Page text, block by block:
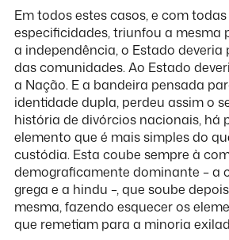
Em todos estes casos, e com
especificidades, triunfou a mesma
a independência, o Estado deveria
das comunidades. Ao Estado
a Nação. E a bandeira pensada
identidade dupla, perdeu assim o
história de divórcios nacionais, há
elemento que é mais simples do
custódia. Esta coube sempre à
demograficamente dominante – a
grega e a hindu –, que soube
mesma, fazendo esquecer os
que remetiam para a minoria